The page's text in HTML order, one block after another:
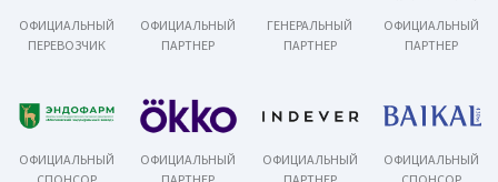
ОФИЦИАЛЬНЫЙ
ПЕРЕВОЗЧИК
ОФИЦИАЛЬНЫЙ
ПАРТНЕР
ГЕНЕРАЛЬНЫЙ
ПАРТНЕР
ОФИЦИАЛЬНЫЙ
ПАРТНЕР
ОФИЦИАЛЬНЫЙ
ОФИЦИАЛЬНЫЙ
ОФИЦИАЛЬНЫЙ
ОФИЦИАЛЬНЫЙ